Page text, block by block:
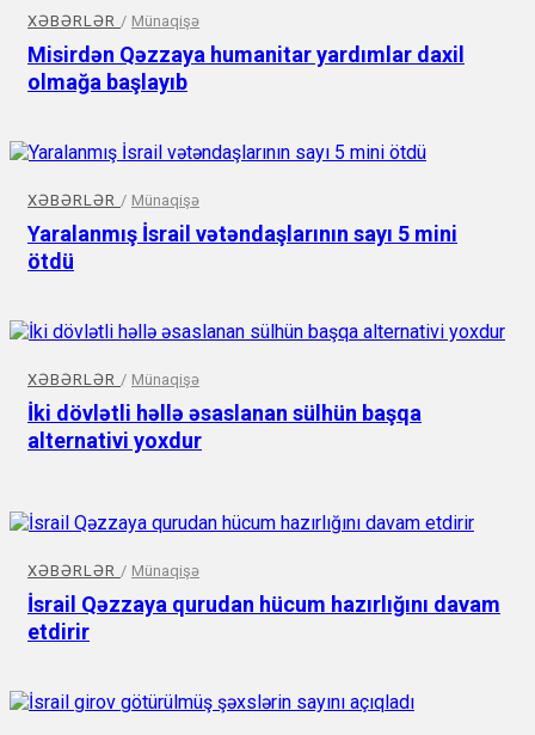
XƏBƏRLƏR / Münaqişə
Misirdən Qəzzaya humanitar yardımlar daxil
olmağa başlayıb
XƏBƏRLƏR / Münaqişə
Yaralanmış İsrail vətəndaşlarının sayı 5 mini
ötdü
XƏBƏRLƏR / Münaqişə
İki dövlətli həllə əsaslanan sülhün başqa
alternativi yoxdur
XƏBƏRLƏR / Münaqişə
İsrail Qəzzaya qurudan hücum hazırlığını davam
etdirir